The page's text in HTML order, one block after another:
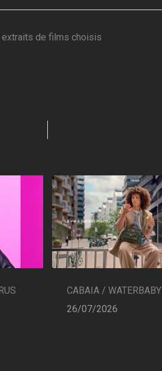
extraits de films choisis
CABAIA / WATERBABY
26/07/2026